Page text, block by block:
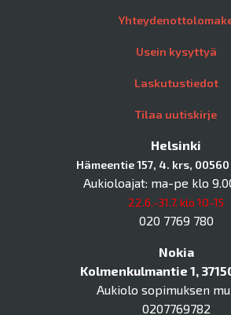
Usein kysyttyä
Laskutustiedot
Tilaa uutiskirje
Helsinki
Hämeentie 157, 4. krs,
Aukioloajat: ma-pe klo
22.6.-31.7. klo 10-15
020 7769 780
Nokia
Kolmenkulmantie 1,
Aukiolo sopimuksen
0207769782